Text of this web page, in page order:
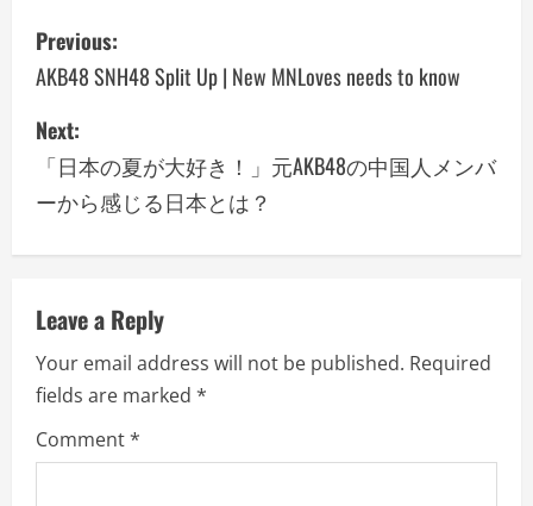
P
o
s
v
i
g
a
Previous:
AKB48 SNH48 Split Up | New MNLoves needs to know
Next:
「日本の夏が大好き！」元AKB48の中国人メンバ
ーから感じる日本とは？
Leave a Reply
Your email address will not be published. Required
fields are marked *
Comment*